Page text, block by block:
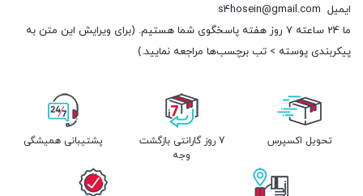
ایمیل s4hosein@gmail.com
ما 24 ساعته 7 روز هفته پاسخگوی شما هستیم. (برای ویرایش این متن به
پیکربندی پوسته > تب برچسب‌ها مراجعه نمایید.)
تحویل اکسپرس
7 روز گارانتی بازگشت
وجه
پشتیبانی همیشگی